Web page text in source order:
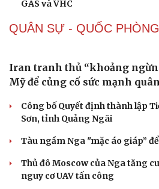
Nhận định chứng khoán 6/8:
quanh vùng 1.790 điểm
Giá vàng hôm nay 6/8: Vàng
cùng tăng
Giá xăng dầu ngày 6/8: Giá dầu
Tỷ giá USD hôm nay 6/8: Giá
26.522 đồng/USD